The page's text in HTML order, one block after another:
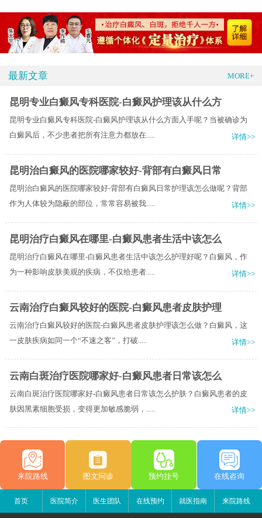
最新文章 MORE+
昆明专业白癜风专科医院-白癜风护理该从什么方
昆明专业白癜风专科医院-白癜风护理该从什么方面入手呢？当被确诊为
白癜风后，不少患者把所有注意力都放在.....
详情>>
昆明治白癜风的医院哪家较好-背部有白癜风日常
昆明治白癜风的医院哪家较好-背部有白癜风日常护理该怎么做呢？背部
作为人体较为隐蔽的部位，常常容易被我.....
详情>>
昆明治疗白癜风在哪里-白癜风患者生活中该怎么
昆明治疗白癜风在哪里-白癜风患者生活中该怎么护理好呢？白癜风，作
为一种影响皮肤美观的疾病，不仅给患者.....
详情>>
云南治疗白癜风较好的医院-白癜风患者皮肤护理
云南治疗白癜风较好的医院-白癜风患者皮肤护理该怎么做？白癜风，这
一皮肤疾病如同一个“不速之客”，打破.....
详情>>
云南白斑治疗医院哪家好-白癜风患者日常该怎么
云南白斑治疗医院哪家好-白癜风患者日常该怎么护肤？白癜风患者的皮
肤因黑素细胞受损，变得更加敏感脆弱，.....
详情>>
来院路线 图文问诊 预约挂号 在线咨询
首页 医院简介 医生团队 在线预约 就医指南 来院路线